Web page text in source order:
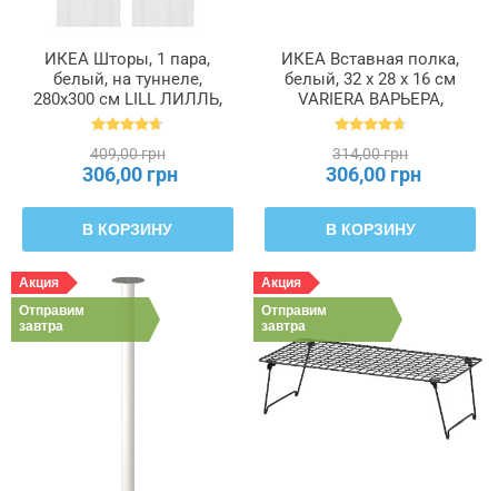
ИКЕА Шторы, 1 пара,
белый, на туннеле,
280x300 см LILL ЛИЛЛЬ,
100.702.62
409,00 грн
306,00 грн
В КОРЗИНУ
ИКЕА Вставная полка,
белый, 32 x 28 x 16 см
VARIERA ВАРЬЕРА,
601.366.23
314,00 грн
306,00 грн
В КОРЗИНУ
Акция
Отправим
завтра
Акция
Отправим
завтра